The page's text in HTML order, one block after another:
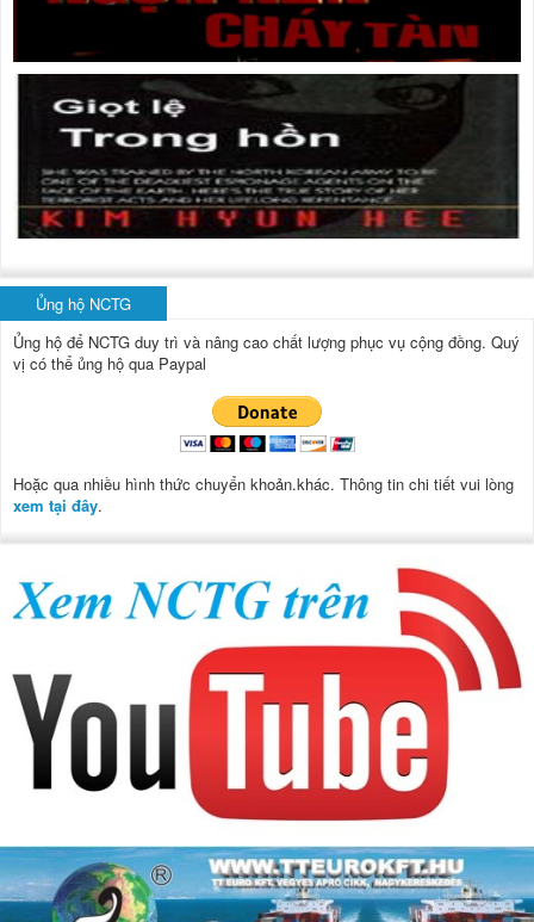
Ủng hộ NCTG
Ủng hộ để NCTG duy trì và nâng cao chất lượng phục vụ cộng đồng. Quý
vị có thể ủng hộ qua Paypal
Hoặc qua nhiều hình thức chuyển khoản.khác. Thông tin chi tiết vui lòng
xem tại đây.